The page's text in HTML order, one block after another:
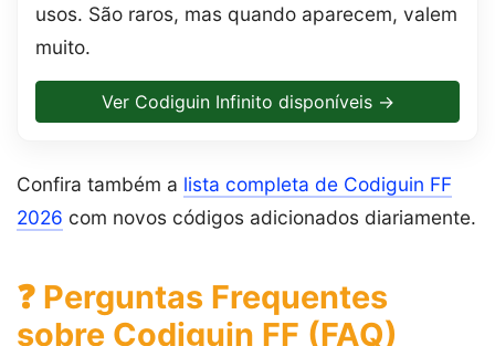
usos. São raros, mas quando aparecem, valem
muito.
Ver Codiguin Infinito disponíveis →
Confira também a lista completa de Codiguin FF
2026 com novos códigos adicionados diariamente.
❓ Perguntas Frequentes
sobre Codiguin FF (FAQ)